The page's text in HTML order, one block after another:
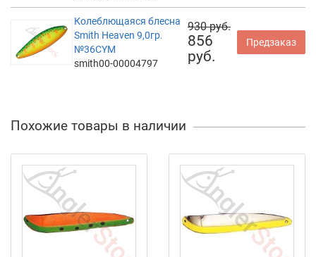
Колеблющаяся блесна
Smith Heaven 9,0гр.
№36CYM
smith00-00004797
930 руб.
856
руб.
Предзаказ
Похожие товары в наличии